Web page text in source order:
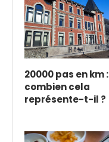
20000 pas en km :
combien cela
représente-t-il ?